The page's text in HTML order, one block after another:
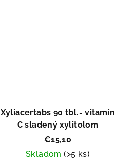
Xyliacertabs 90 tbl.- vitamín
C sladený xylitolom
€15,10
Skladom(>5 ks)